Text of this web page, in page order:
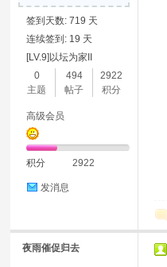
签到天数: 719 天
连续签到: 19 天
[LV.9]以坛为家II
0
主题
494
帖子
2922
积分
高级会员
积分 2922
发消息
夜雨催促归去